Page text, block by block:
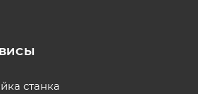
станка